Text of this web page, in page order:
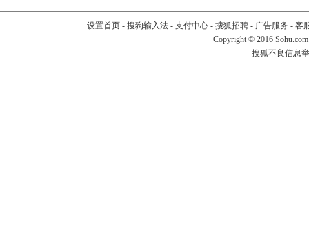
设置首页- 搜狗输入法- 支付中心- 搜狐招聘- 广告服务 - 客
Copyright © 2016
搜狐不良信息